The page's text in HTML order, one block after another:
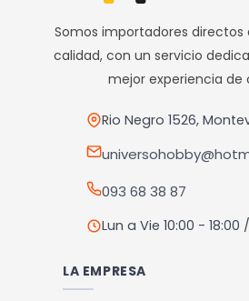
opciones
se
pueden
en
la
de
producto
Somos importadores directos
calidad, con un servicio
mejor experiencia de
Rio Negro 1526,
093 68 38 87
Lun a Vie 10:00 - 18:00
LA EMPRESA